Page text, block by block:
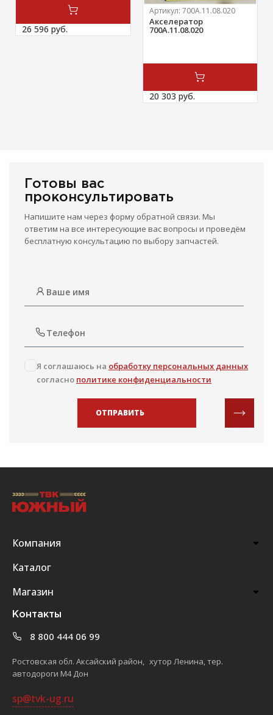
26 596 руб.
Артикул: 700А.11.08.020
Акселератор
700А.11.08.020
20 303 руб.
Готовы вас
проконсультировать
Напишите нам через форму обратной связи. Мы
ответим на все интересующие вас вопросы и проведём
бесплатную консультацию по выбору запчастей.
Я соглашаюсь на обработку персональных данных
согласно политике конфиденциальности
ОТПРАВИТЬ
Компания
Каталог
Магазин
Контакты
8 800 444 06 99
Ростовская обл. Аксайский район, хутор Ленина, тер.
автодороги М4 Дон
sp@tvk-ug.ru